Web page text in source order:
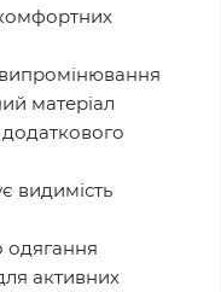
випромінювання
матеріал
видимість
одягання
активних